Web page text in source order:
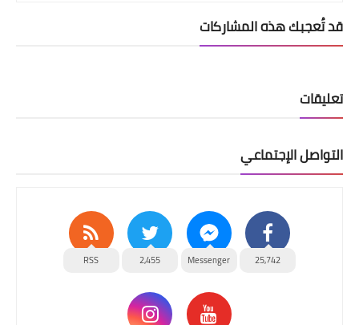
قد تُعجبك هذه المشاركات
تعليقات
التواصل الإجتماعي
25,742
Messenger
2,455
RSS